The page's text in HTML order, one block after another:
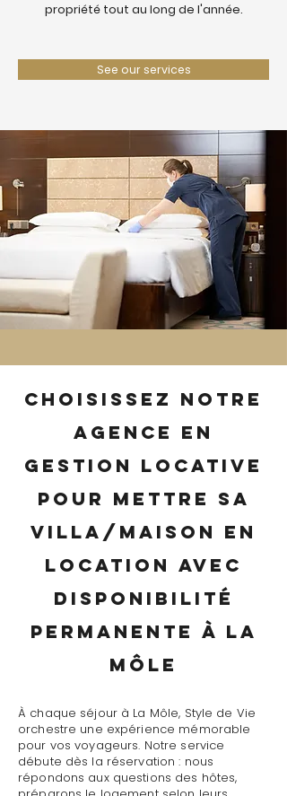
propriété tout au long de l'année.
See our services
Choisissez notre
agence en
gestion locative
pour mettre sa
villa/maison en
location avec
disponibilité
permanente à La
Môle
À chaque séjour à La Môle, Style de Vie
orchestre une expérience mémorable
pour vos voyageurs. Notre service
débute dès la réservation : nous
répondons aux questions des hôtes,